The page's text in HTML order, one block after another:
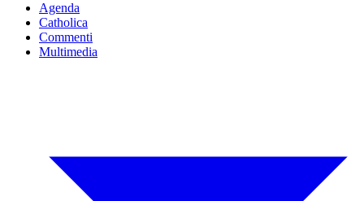
Agenda
Catholica
Commenti
Multimedia